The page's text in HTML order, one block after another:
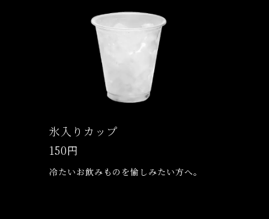
氷入りカップ
150円
冷たいお飲みものを愉しみたい方へ。